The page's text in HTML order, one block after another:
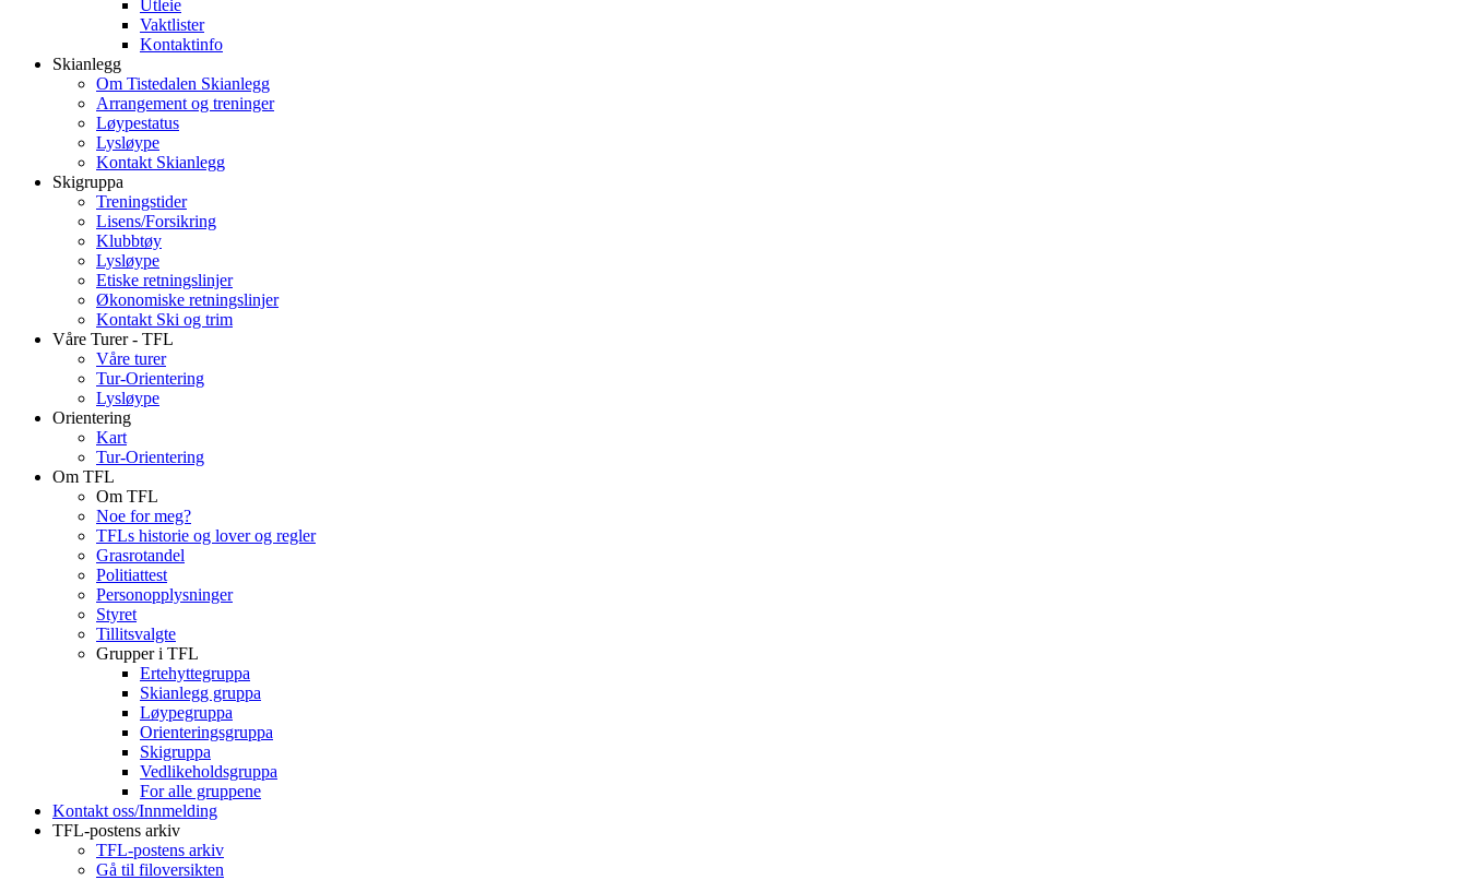
Utleie
Vaktlister
Kontaktinfo
Skianlegg
Om Tistedalen Skianlegg
Arrangement og treninger
Løypestatus
Lysløype
Kontakt Skianlegg
Skigruppa
Treningstider
Lisens/Forsikring
Klubbtøy
Lysløype
Etiske retningslinjer
Økonomiske retningslinjer
Kontakt Ski og trim
Våre Turer - TFL
Våre turer
Tur-Orientering
Lysløype
Orientering
Kart
Tur-Orientering
Om TFL
Om TFL
Noe for meg?
TFLs historie og lover og regler
Grasrotandel
Politiattest
Personopplysninger
Styret
Tillitsvalgte
Grupper i TFL
Ertehyttegruppa
Skianlegg gruppa
Løypegruppa
Orienteringsgruppa
Skigruppa
Vedlikeholdsgruppa
For alle gruppene
Kontakt oss/Innmelding
TFL-postens arkiv
TFL-postens arkiv
Gå til filoversikten